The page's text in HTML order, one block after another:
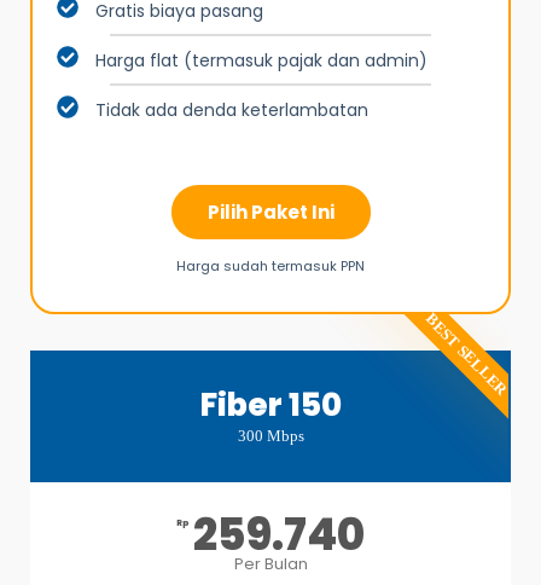
Gratis biaya pasang
Harga flat (termasuk pajak dan admin)
Tidak ada denda keterlambatan
Pilih Paket Ini
Harga sudah termasuk PPN
BEST SELLER
Fiber 150
300 Mbps
Rp 259.740
Per Bulan